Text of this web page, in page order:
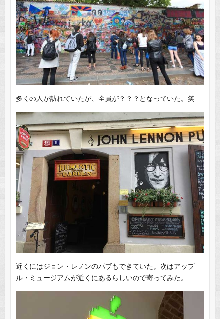
多くの人が訪れていたが、全員が？？？となっていた。笑
近くにはジョン・レノンのパブもできていた。次はアップ
ル・ミュージアムが近くにあるらしいので寄ってみた。